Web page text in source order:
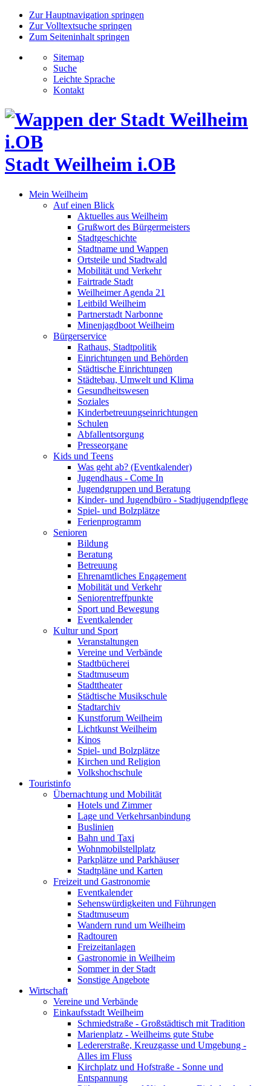
Zur Hauptnavigation springen
Zur Volltextsuche springen
Zum Seiteninhalt springen
Sitemap
Suche
Leichte Sprache
Kontakt
Stadt Weilheim i.OB
Mein Weilheim
Auf einen Blick
Aktuelles aus Weilheim
Grußwort des Bürgermeisters
Stadtgeschichte
Stadtname und Wappen
Ortsteile und Stadtwald
Mobilität und Verkehr
Fairtrade Stadt
Weilheimer Agenda 21
Leitbild Weilheim
Partnerstadt Narbonne
Minenjagdboot Weilheim
Bürgerservice
Rathaus, Stadtpolitik
Einrichtungen und Behörden
Städtische Einrichtungen
Städtebau, Umwelt und Klima
Gesundheitswesen
Soziales
Kinderbetreuungseinrichtungen
Schulen
Abfallentsorgung
Presseorgane
Kids und Teens
Was geht ab? (Eventkalender)
Jugendhaus - Come In
Jugendgruppen und Beratung
Kinder- und Jugendbüro - Stadtjugendpflege
Spiel- und Bolzplätze
Ferienprogramm
Senioren
Bildung
Beratung
Betreuung
Ehrenamtliches Engagement
Mobilität und Verkehr
Seniorentreffpunkte
Sport und Bewegung
Eventkalender
Kultur und Sport
Veranstaltungen
Vereine und Verbände
Stadtbücherei
Stadtmuseum
Stadttheater
Städtische Musikschule
Stadtarchiv
Kunstforum Weilheim
Lichtkunst Weilheim
Kinos
Spiel- und Bolzplätze
Kirchen und Religion
Volkshochschule
Touristinfo
Übernachtung und Mobilität
Hotels und Zimmer
Lage und Verkehrsanbindung
Buslinien
Bahn und Taxi
Wohnmobilstellplatz
Parkplätze und Parkhäuser
Stadtpläne und Karten
Freizeit und Gastronomie
Eventkalender
Sehenswürdigkeiten und Führungen
Stadtmuseum
Wandern rund um Weilheim
Radtouren
Freizeitanlagen
Gastronomie in Weilheim
Sommer in der Stadt
Sonstige Angebote
Wirtschaft
Vereine und Verbände
Einkaufsstadt Weilheim
Schmiedstraße - Großstädtisch mit Tradition
Marienplatz - Weilheims gute Stube
Ledererstraße, Kreuzgasse und Umgebung -
Alles im Fluss
Kirchplatz und Hofstraße - Sonne und
Entspannung